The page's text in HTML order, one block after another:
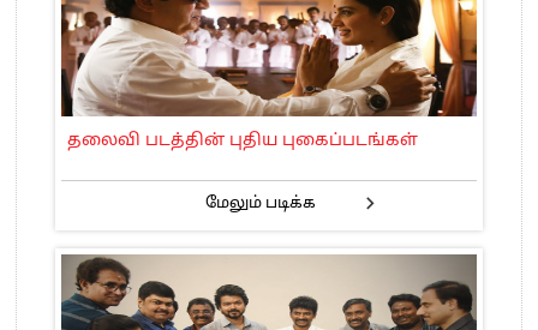
தலைவி படத்தின் புதிய புகைப்படங்கள்
மேலும் படிக்க